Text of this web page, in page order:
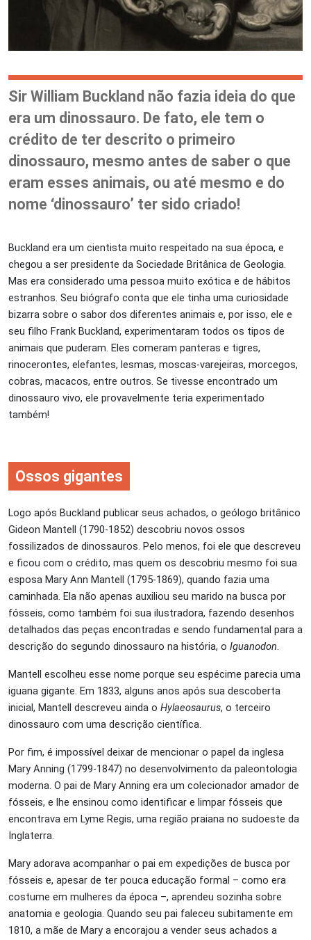
Sir William Buckland não fazia ideia do que
era um dinossauro. De fato, ele tem o
crédito de ter descrito o primeiro
dinossauro, mesmo antes de saber o que
eram esses animais, ou até mesmo e do
nome ‘dinossauro’ ter sido criado!
Buckland era um cientista muito respeitado na sua época, e
chegou a ser presidente da Sociedade Britânica de Geologia.
Mas era considerado uma pessoa muito exótica e de hábitos
estranhos. Seu biógrafo conta que ele tinha uma curiosidade
bizarra sobre o sabor dos diferentes animais e, por isso, ele e
seu filho Frank Buckland, experimentaram todos os tipos de
animais que puderam. Eles comeram panteras e tigres,
rinocerontes, elefantes, lesmas, moscas-varejeiras, morcegos,
cobras, macacos, entre outros. Se tivesse encontrado um
dinossauro vivo, ele provavelmente teria experimentado
também!
Ossos gigantes
Logo após Buckland publicar seus achados, o geólogo britânico
Gideon Mantell (1790-1852) descobriu novos ossos
fossilizados de dinossauros. Pelo menos, foi ele que descreveu
e ficou com o crédito, mas quem os descobriu mesmo foi sua
esposa Mary Ann Mantell (1795-1869), quando fazia uma
caminhada. Ela não apenas auxiliou seu marido na busca por
fósseis, como também foi sua ilustradora, fazendo desenhos
detalhados das peças encontradas e sendo fundamental para a
descrição do segundo dinossauro na história, o Iguanodon.
Mantell escolheu esse nome porque seu espécime parecia uma
iguana gigante. Em 1833, alguns anos após sua descoberta
inicial, Mantell descreveu ainda o Hylaeosaurus, o terceiro
dinossauro com uma descrição científica.
Por fim, é impossível deixar de mencionar o papel da inglesa
Mary Anning (1799-1847) no desenvolvimento da paleontologia
moderna. O pai de Mary Anning era um colecionador amador de
fósseis, e lhe ensinou como identificar e limpar fósseis que
encontrava em Lyme Regis, uma região praiana no sudoeste da
Inglaterra.
Mary adorava acompanhar o pai em expedições de busca por
fósseis e, apesar de ter pouca educação formal – como era
costume em mulheres da época –, aprendeu sozinha sobre
anatomia e geologia. Quando seu pai faleceu subitamente em
1810, a mãe de Mary a encorajou a vender seus achados a